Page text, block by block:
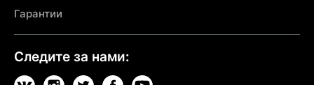
Гарантии
Следите за нами: